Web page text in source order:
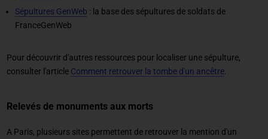
Sépultures GenWeb : la base des sépultures de soldats de
FranceGenWeb
Pour découvrir d'autres ressources pour localiser une sépulture,
consulter l'article Comment retrouver la tombe d'un ancêtre.
Relevés de monuments aux morts
A Paris, plusieurs sites permettent de retrouver la mention d'un